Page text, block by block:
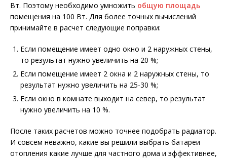
Вт. Поэтому необходимо умножить общую площадь
помещения на 100 Вт. Для более точных вычислений
принимайте в расчет следующие поправки:
Если помещение имеет одно окно и 2 наружных стены,
то результат нужно увеличить на 20 %;
Если помещение имеет 2 окна и 2 наружных стены, то
результат нужно увеличить на 25-30 %;
Если окно в комнате выходит на север, то результат
нужно увеличить на 10 %.
После таких расчетов можно точнее подобрать радиатор.
И совсем неважно, какие вы решили выбрать батареи
отопления какие лучше для частного дома и эффективнее,